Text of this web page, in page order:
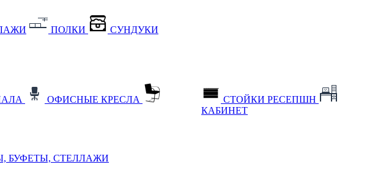
ПОЛКИ СУНДУКИ
ОФИСНЫЕ КРЕСЛА
СТОЙКИ РЕСЕПШН
КАБИНЕТ
БУФЕТЫ, СТЕЛЛАЖИ